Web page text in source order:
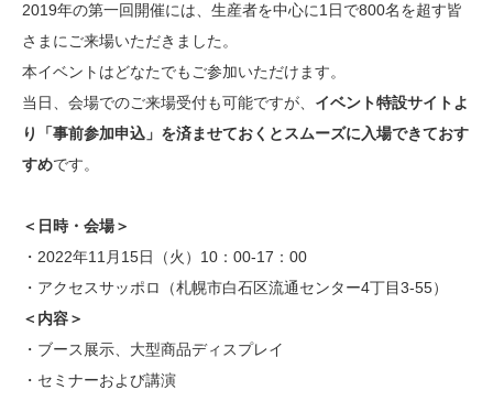
2019年の第一回開催には、生産者を中心に1日で800名を超す皆
さまにご来場いただきました。
本イベントはどなたでもご参加いただけます。
当日、会場でのご来場受付も可能ですが、 イベント特設サイトよ
り「事前参加申込」を済ませておくとスムーズに入場できておす
すめです。
＜日時・会場＞
・2022年11月15日（火）10：00-17：00
・アクセスサッポロ（札幌市白石区流通センター4丁目3-55）
＜内容＞
・ブース展示、大型商品ディスプレイ
・セミナーおよび講演